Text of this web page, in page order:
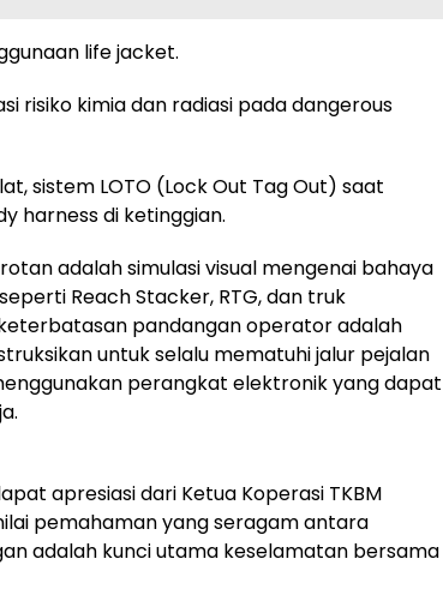
life jacket.
risiko kimia dan radiasi pada dangerous
sistem LOTO (Lock Out Tag Out) saat
harness di ketinggian.
adalah simulasi visual mengenai bahaya
Reach Stacker, RTG, dan truk
pandangan operator adalah
untuk selalu mematuhi jalur pejalan
perangkat elektronik yang dapat
apresiasi dari Ketua Koperasi TKBM
pemahaman yang seragam antara
adalah kunci utama keselamatan bersama